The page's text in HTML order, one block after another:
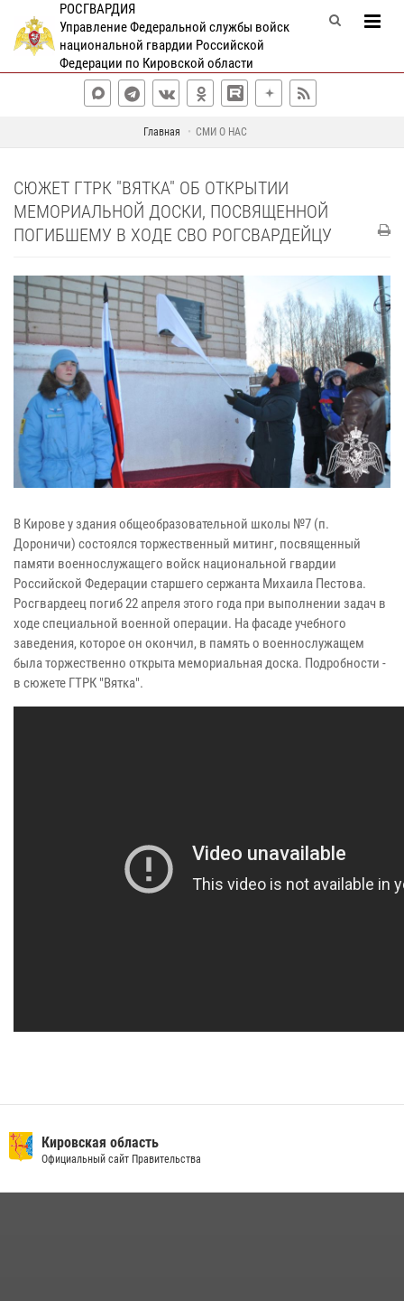
РОСГВАРДИЯ
Управление Федеральной службы войск
национальной гвардии Российской
Федерации по Кировской области
Главная СМИ О НАС
СЮЖЕТ ГТРК "ВЯТКА" ОБ ОТКРЫТИИ
МЕМОРИАЛЬНОЙ ДОСКИ, ПОСВЯЩЕННОЙ
ПОГИБШЕМУ В ХОДЕ СВО РОГСВАРДЕЙЦУ
В Кирове у здания общеобразовательной школы №7 (п.
Дороничи) состоялся торжественный митинг, посвященный
памяти военнослужащего войск национальной гвардии
Российской Федерации старшего сержанта Михаила Пестова.
Росгвардеец погиб 22 апреля этого года при выполнении задач в
ходе специальной военной операции. На фасаде учебного
заведения, которое он окончил, в память о военнослужащем
была торжественно открыта мемориальная доска. Подробности -
в сюжете ГТРК "Вятка".
Кировская область
Официальный сайт Правительства